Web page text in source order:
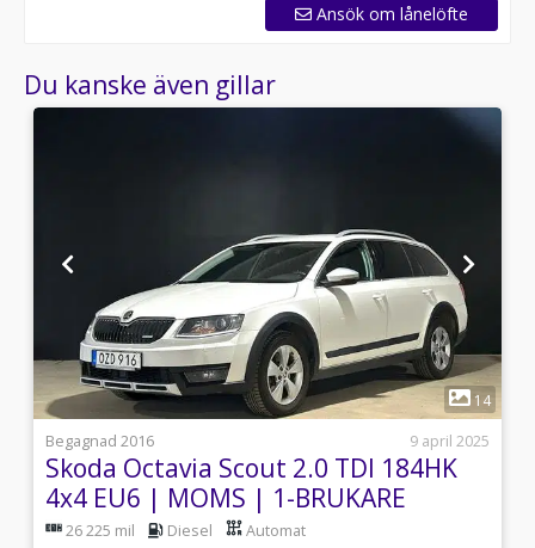
Ansök om lånelöfte
Du kanske även gillar
1
14
Begagnad 2016
9 april 2025
Skoda Octavia Scout 2.0 TDI 184HK
4x4 EU6 | MOMS | 1-BRUKARE
26 225 mil Diesel Automat